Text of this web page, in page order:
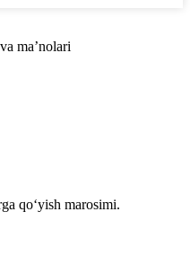
ma’nolari
qoʻyish marosimi.